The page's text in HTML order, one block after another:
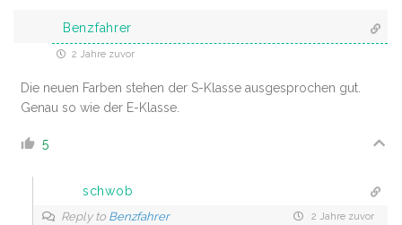
Benzfahrer
2 Jahre zuvor
Die neuen Farben stehen der S-Klasse ausgesprochen gut.
Genau so wie der E-Klasse.
5
schwob
Reply to Benzfahrer 2 Jahre zuvor